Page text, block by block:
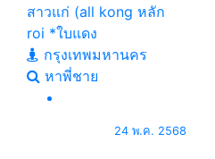
สาวแก่ (all kong หลัก
roi *ใบแดง
กรุงเทพมหานคร
หาพี่ชาย
24 พ.ค. 2568